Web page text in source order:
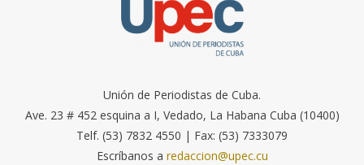
Unión de Periodistas de Cuba.
Ave. 23 # 452 esquina a I, Vedado, La Habana Cuba (10400)
Telf. (53) 7832 4550 | Fax: (53) 7333079
Escríbanos a redaccion@upec.cu